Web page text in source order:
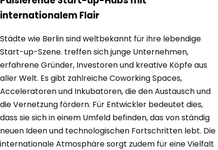
internationalem Flair
Städte wie Berlin sind weltbekannt für ihre lebendige
Start-up-Szene. treffen sich junge Unternehmen,
erfahrene Gründer, Investoren und kreative Köpfe aus
aller Welt. Es gibt zahlreiche Coworking Spaces,
Acceleratoren und Inkubatoren, die den Austausch und
die Vernetzung fördern. Für Entwickler bedeutet dies,
dass sie sich in einem Umfeld befinden, das von ständig
neuen Ideen und technologischen Fortschritten lebt. Die
internationale Atmosphäre sorgt zudem für eine Vielfalt